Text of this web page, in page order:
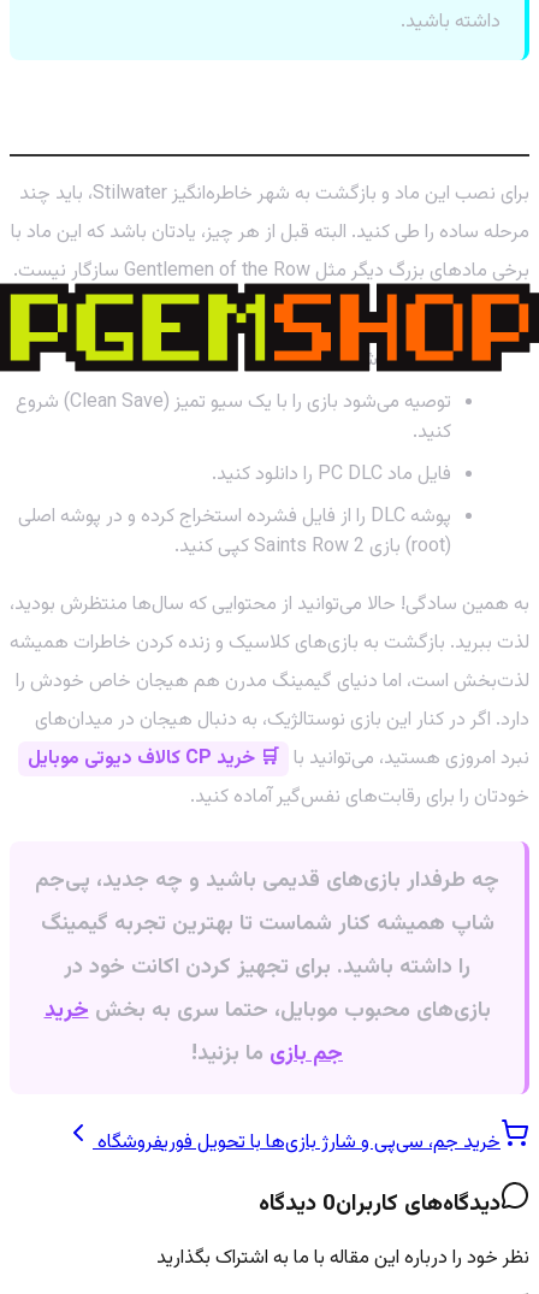
داشته باشید.
برای نصب این ماد و بازگشت به شهر خاطره‌انگیز Stilwater، باید چند
مرحله ساده را طی کنید. البته قبل از هر چیز، یادتان باشد که این ماد با
برخی مادهای بزرگ دیگر مثل Gentlemen of the Row سازگار نیست.
ابتدا باید آخرین نسخه Juiced Patch (نسخه 9.0.0 به بالا)
را نصب داشته باشید.
توصیه می‌شود بازی را با یک سیو تمیز (Clean Save) شروع
کنید.
فایل ماد PC DLC را دانلود کنید.
پوشه DLC را از فایل فشرده استخراج کرده و در پوشه اصلی
(root) بازی Saints Row 2 کپی کنید.
به همین سادگی! حالا می‌توانید از محتوایی که سال‌ها منتظرش بودید،
لذت ببرید. بازگشت به بازی‌های کلاسیک و زنده کردن خاطرات همیشه
لذت‌بخش است، اما دنیای گیمینگ مدرن هم هیجان خاص خودش را
دارد. اگر در کنار این بازی نوستالژیک، به دنبال هیجان در میدان‌های
نبرد امروزی هستید، می‌توانید با 🛒 خرید CP کالاف دیوتی موبایل
خودتان را برای رقابت‌های نفس‌گیر آماده کنید.
چه طرفدار بازی‌های قدیمی باشید و چه جدید، پی‌جم
شاپ همیشه کنار شماست تا بهترین تجربه گیمینگ
را داشته باشید. برای تجهیز کردن اکانت خود در
بازی‌های محبوب موبایل، حتما سری به بخشخرید
جم بازی ما بزنید!
خرید جم، سی‌پی و شارژ بازی‌ها با تحویل فوریفروشگاه
دیدگاه‌های کاربران0 دیدگاه
نظر خود را درباره این مقاله با ما به اشتراک بگذارید